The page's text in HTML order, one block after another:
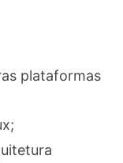
plataformas